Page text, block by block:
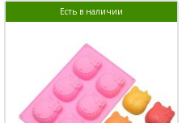
Есть в наличии